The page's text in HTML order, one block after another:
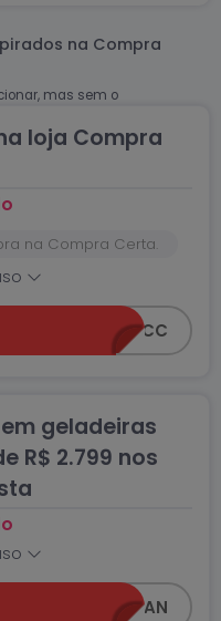
na Compra
mas sem o
loja Compra
na Compra Certa.
em geladeiras
R$ 2.799 nos